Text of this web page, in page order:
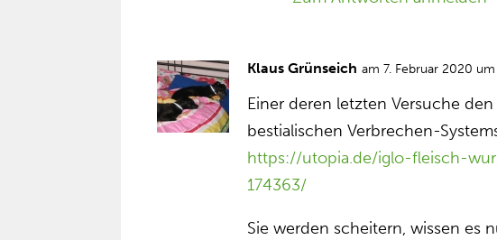
Klaus Grünseich am 7. Februar 2020
Einer deren letzten Versuche
bestialischen Verbrechen-
https://utopia.de/iglo-fleisch-
174363/
Sie werden scheitern, wissen es